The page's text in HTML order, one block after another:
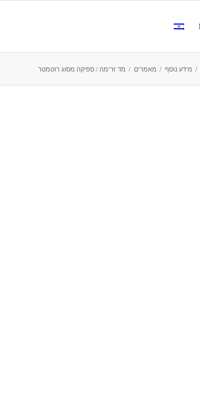
/ מידע נוסף / מאמרים / מד זרימה / ספיקה מסוג רוטמטר